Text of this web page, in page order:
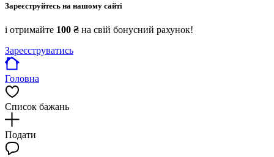
Зареєструйтесь на нашому сайті
і отримайте 100 ₴ на свій бонусний рахунок!
Зареєструватись
Головна
Список бажань
Подати